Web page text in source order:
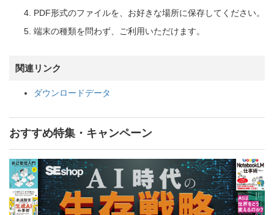
PDF形式のファイルを、お好きな場所に保存してください。
端末の種類を問わず、ご利用いただけます。
関連リンク
ダウンロードデータ
おすすめ特集・キャンペーン